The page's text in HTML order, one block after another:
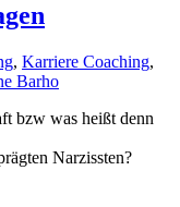
, Karriere Coaching,
Barho
bzw was heißt denn
Narzissten?